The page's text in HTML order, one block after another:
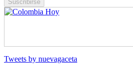
crisis
el
urgente
apoyo
Tweets by nuevagaceta